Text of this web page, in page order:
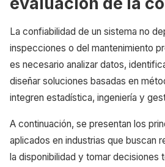
La confiabilidad de un sistema no
inspecciones o del mantenimiento
es necesario analizar datos,
diseñar soluciones basadas en
integren estadística, ingeniería y
A continuación, se presentan los
aplicados en industrias que buscan
la disponibilidad y tomar decisiones